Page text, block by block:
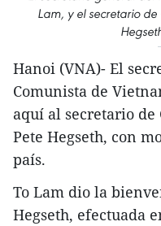
Lam, y el secretario
Hanoi (VNA)- El
Comunista de
aquí al secretario de
Pete Hegseth, con
país.
To Lam dio la
Hegseth, efectuada